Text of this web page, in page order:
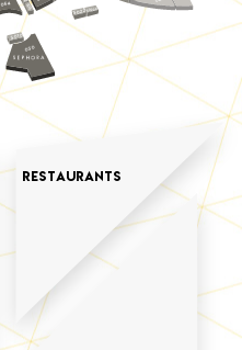
S011
064
S022a
S022
S010
030
restaurants